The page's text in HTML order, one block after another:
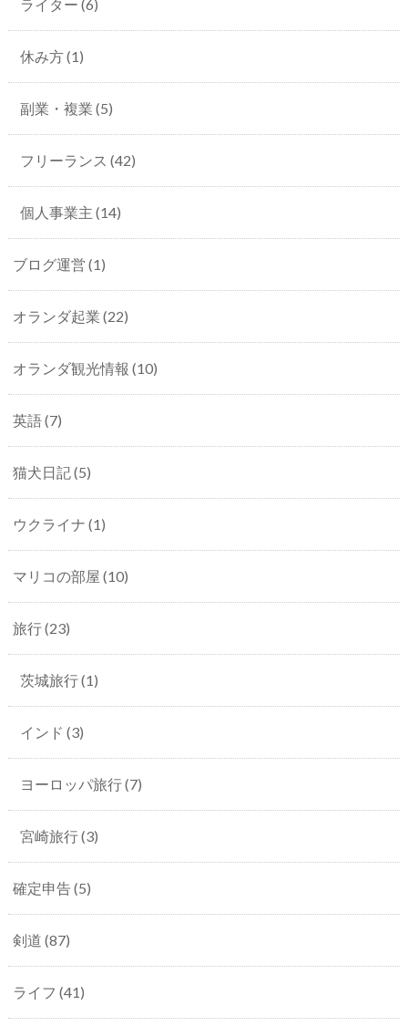
ライター (6)
休み方(1)
副業・複業 (5)
フリーランス (42)
個人事業主 (14)
ブログ運営 (1)
オランダ起業 (22)
オランダ観光情報 (10)
英語(7)
猫犬日記(5)
ウクライナ (1)
マリコの部屋 (10)
旅行(23)
茨城旅行(1)
インド (3)
ヨーロッパ旅行(7)
宮崎旅行(3)
確定申告(5)
剣道 (87)
ライフ (41)